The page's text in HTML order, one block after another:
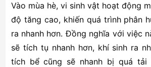
Vào mùa hè, vi sinh vật hoạt động
độ tăng cao, khiến quá trình phân
ra nhanh hơn. Đồng nghĩa với việc
sẽ tích tụ nhanh hơn, khí sinh ra
tích bể cũng sẽ nhanh bị quá tải